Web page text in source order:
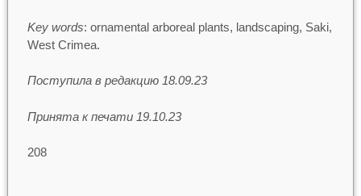
Key words: ornamental arboreal plants, landscaping, Saki,
West Crimea.
Поступила в редакцию 18.09.23
Принята к печати 19.10.23
208